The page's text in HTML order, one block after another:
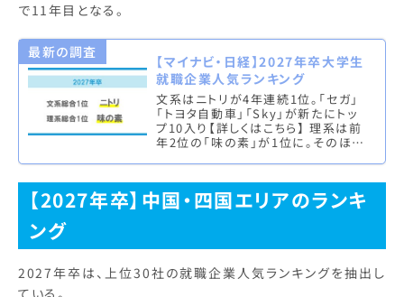
で11年目となる。
最新の調査
【マイナビ・日経】2027年卒大学生
就職企業人気ランキング
文系はニトリが4年連続1位。「セガ」
「トヨタ自動車」「Sky」が新たにトッ
プ10入り【詳しくはこちら】 理系は前
年2位の「味の素」が1位に。そのほか
【2027年卒】中国・四国エリアのランキ
ング
2027年卒は、上位30社の就職企業人気ランキングを抽出し
ている。